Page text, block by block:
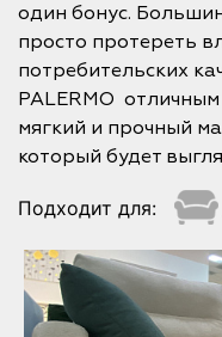
один бонус.
просто протереть
потребительских
PALERMO
мягкий и прочный
который будет
Подходит для: